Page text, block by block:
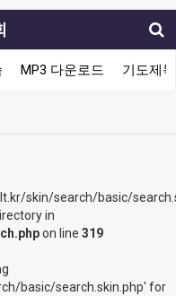
MP3 다운로드 기도제목
skin/search/basic/
in
on line 319
basic/search.skin.php' for